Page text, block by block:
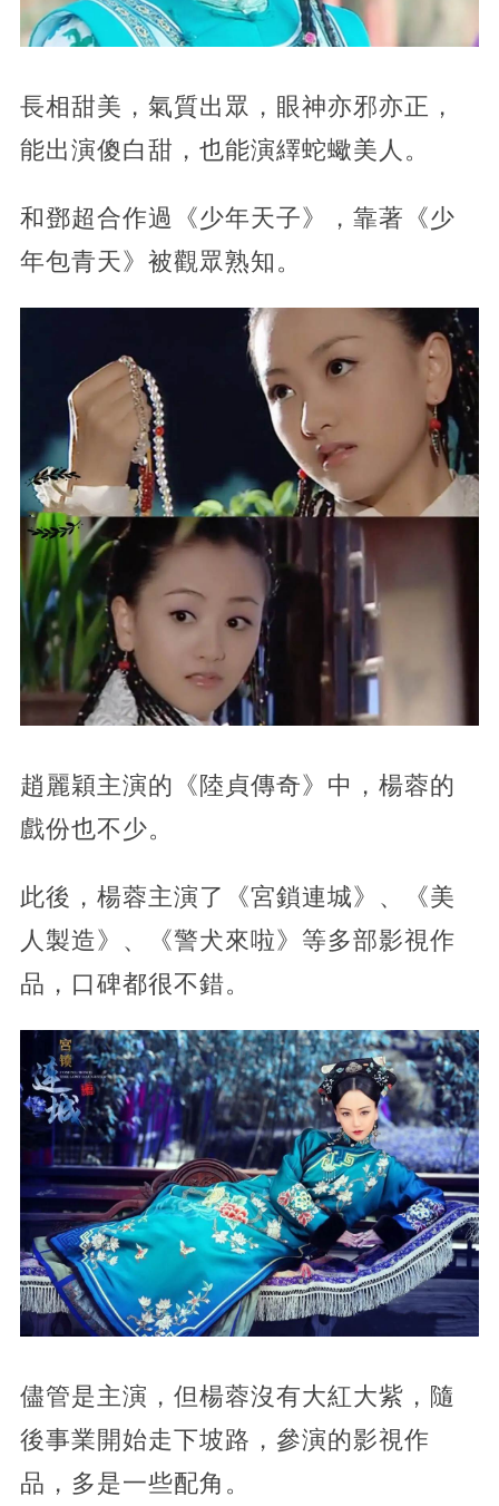
長相甜美，氣質出眾，眼神亦邪亦正，
能出演傻白甜，也能演繹蛇蠍美人。
和鄧超合作過《少年天子》，靠著《少
年包青天》被觀眾熟知。
趙麗穎主演的《陸貞傳奇》中，楊蓉的
戲份也不少。
此後，楊蓉主演了《宮鎖連城》、《美
人製造》、《警犬來啦》等多部影視作
品，口碑都很不錯。
儘管是主演，但楊蓉沒有大紅大紫，隨
後事業開始走下坡路，參演的影視作
品，多是一些配角。